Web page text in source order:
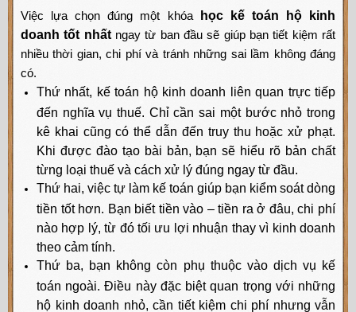
Việc lựa chọn đúng một khóa
học kế toán hộ kinh
doanh tốt nhấtngay từ ban đầu sẽ giúp bạn tiết kiệm rất
nhiều thời gian, chi phí và tránh những sai lầm không đáng
có.
Thứ nhất, kế toán hộ kinh doanh liên quan trực tiếp
đến nghĩa vụ thuế. Chỉ cần sai một bước nhỏ trong
kê khai cũng có thể dẫn đến truy thu hoặc xử phạt.
Khi được đào tạo bài bản, bạn sẽ hiểu rõ bản chất
từng loại thuế và cách xử lý đúng ngay từ đầu.
Thứ hai, việc tự làm kế toán giúp bạn kiểm soát dòng
tiền tốt hơn. Bạn biết tiền vào – tiền ra ở đâu, chi phí
nào hợp lý, từ đó tối ưu lợi nhuận thay vì kinh doanh
theo cảm tính.
Thứ ba, bạn không còn phụ thuộc vào dịch vụ kế
toán ngoài. Điều này đặc biệt quan trọng với những
hộ kinh doanh nhỏ, cần tiết kiệm chi phí nhưng vẫn